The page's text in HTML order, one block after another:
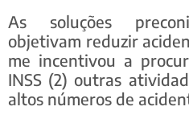
As soluções
objetivam reduzir
me incentivou a
INSS (2) outras
altos números de